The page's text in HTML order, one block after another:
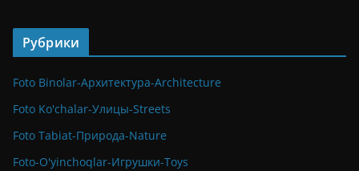
Рубрики
Foto Binolar-Архитектура-Architecture
Foto Ko'chalar-Улицы-Streets
Foto Tabiat-Природа-Nature
Foto-O'yinchoqlar-Игрушки-Toys